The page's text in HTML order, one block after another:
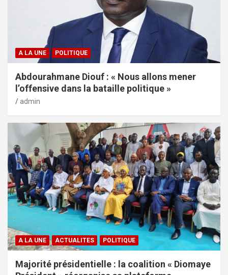
A LA UNE POLITIQUE
Abdourahmane Diouf : « Nous allons mener
l’offensive dans la bataille politique »
admin
A LA UNE ACTUALITES POLITIQUE
Majorité présidentielle : la coalition « Diomaye